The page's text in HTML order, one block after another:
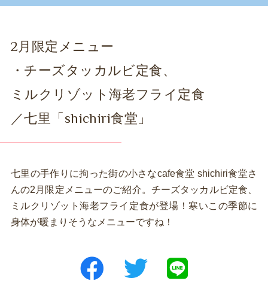
2月限定メニュー
・チーズタッカルビ定食、
ミルクリゾット海老フライ定食
／七里「shichiri食堂」
七里の手作りに拘った街の小さなcafe食堂 shichiri食堂さ
んの2月限定メニューのご紹介。チーズタッカルビ定食、
ミルクリゾット海老フライ定食が登場！寒いこの季節に
身体が暖まりそうなメニューですね！